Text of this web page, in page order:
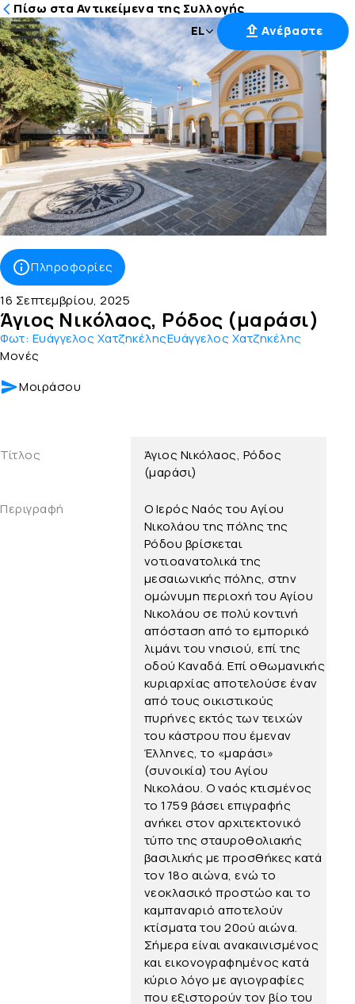
Μετάβαση
στο
περιεχόμενο
EL Ανέβαστε
Πίσω στα Αντικείμενα της Συλλογής
Πληροφορίες
16 Σεπτεμβρίου, 2025
Άγιος Νικόλαος, Ρόδος (μαράσι)
Φωτ: Ευάγγελος ΧατζηκέληςΕυάγγελος Χατζηκέλης
Μονές
Μοιράσου
Τίτλος
Άγιος Νικόλαος, Ρόδος
(μαράσι)
Περιγραφή
Ο Ιερός Ναός του Αγίου
Νικολάου της πόλης της
Ρόδου βρίσκεται
νοτιοανατολικά της
μεσαιωνικής πόλης, στην
ομώνυμη περιοχή του Αγίου
Νικολάου σε πολύ κοντινή
απόσταση από το εμπορικό
λιμάνι του νησιού, επί της
οδού Καναδά. Επί οθωμανικής
κυριαρχίας αποτελούσε έναν
από τους οικιστικούς
πυρήνες εκτός των τειχών
του κάστρου που έμεναν
Έλληνες, το «μαράσι»
(συνοικία) του Αγίου
Νικολάου. Ο ναός κτισμένος
το 1759 βάσει επιγραφής
ανήκει στον αρχιτεκτονικό
τύπο της σταυροθολιακής
βασιλικής με προσθήκες κατά
τον 18ο αιώνα, ενώ το
νεοκλασικό προστώο και το
καμπαναριό αποτελούν
κτίσματα του 20ού αιώνα.
Σήμερα είναι ανακαινισμένος
και εικονογραφημένος κατά
κύριο λόγο με αγιογραφίες
που εξιστορούν τον βίο του